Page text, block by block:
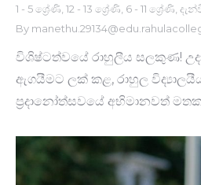
1 - 5 ශ්‍රේණි 12 - 13 ශ්‍රේණි 6 - 11 ශ්‍රේණි
By
විශිෂ්ටත්වයේ රාහුලීය සලකුණ!
ඇගයීමට ලක් කළ, රාහුල
ප්‍රදානෝත්සවයේ අභිමානවත්